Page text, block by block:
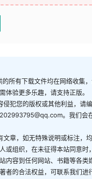
的所有下载文件均在网络收集
体验更多乐趣，请支持正版。
侵犯您的版权或其他利益，请
。我们会
文章，如无特殊说明或标注，
或组织，在未征得本站同意时
内容到任何网站、书籍等各类
者的合法权益，可联系我们进